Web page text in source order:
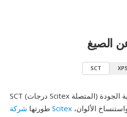
الصيغ
SCT XPS
SCT (درجات Scitex المتصلة) هي صيغة صور نقطية عالية الجودة
طورتها شركة Scitex